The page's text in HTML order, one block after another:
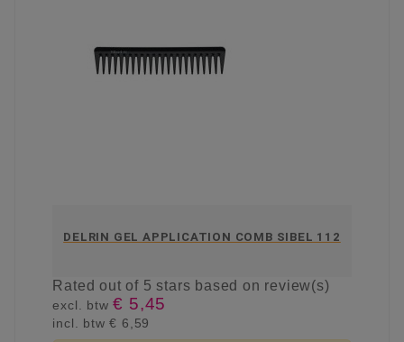
DELRIN GEL APPLICATION COMB SIBEL 112
Ratedout of 5 stars based on review(s)
excl. btw€ 5,45
incl. btw€ 6,59